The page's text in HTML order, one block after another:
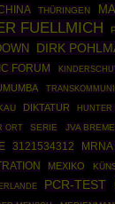
THÜRINGEN
FUELLMICH
DIRK
FORUM
DIKTATUR HUNTER
ORT SERIE JVA
3121534312
MEXIKO
PCR-TEST